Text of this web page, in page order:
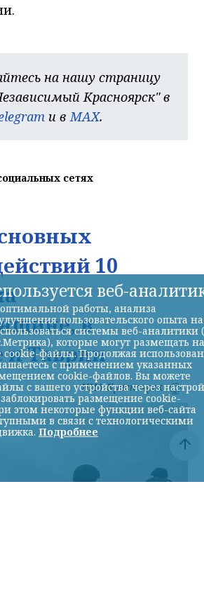
на нашу страницу
Красноярск" в
и вMAX.
сетях
10
в
и Таврии
НИА-Красноярск
веб-
работы, анализа
пользовательского опыта на
системы веб-аналитики
которые могут размещать на
cookie-файлы. Продолжая
с применением указанных
cookie-файлов. Вы можете
с вашего устройства через
размещение cookie-
этом некоторые функции веб-сайта
в связи с технологическими
Подробнее